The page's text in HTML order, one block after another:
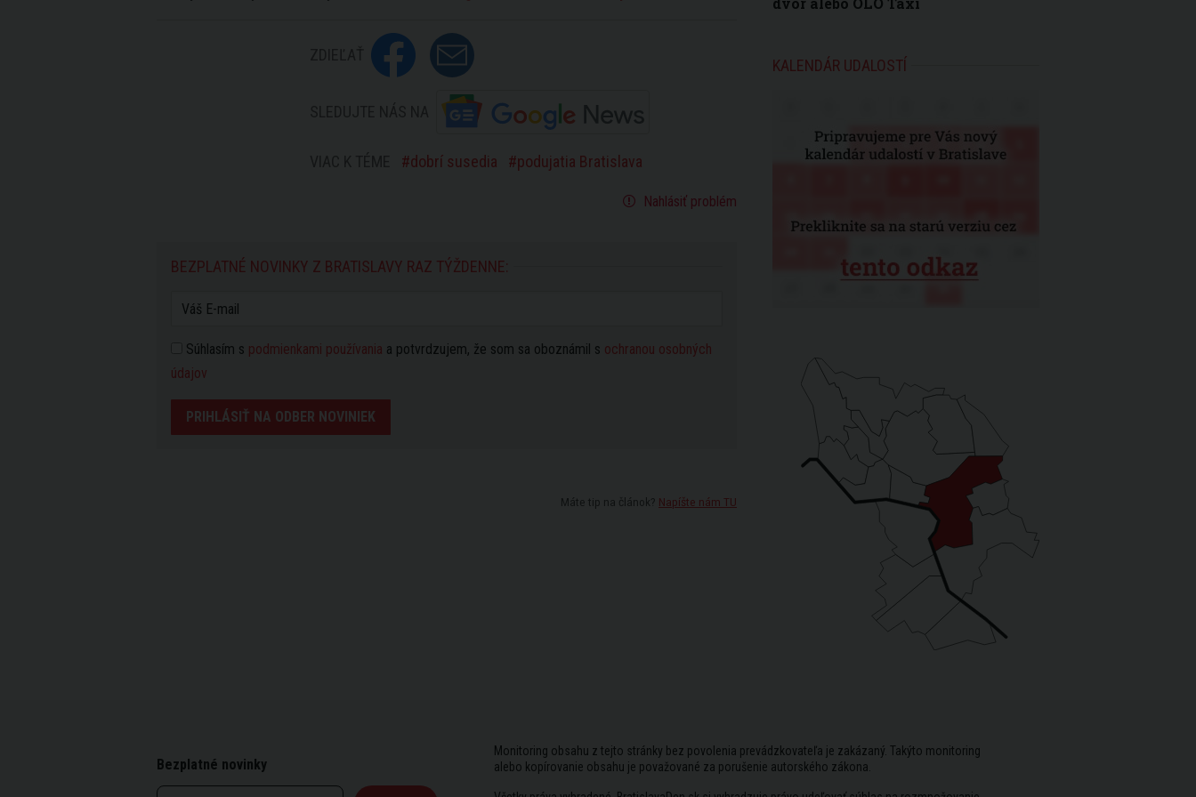
dobrí susedia podujatia Bratislava
Nahlásiť problém
BEZPLATNÉ NOVINKY Z BRATISLAVY RAZ TÝŽDENNE:
Súhlasím s podmienkami používania a potvrdzujem, že som sa oboznámil s ochranou osobných
údajov
PRIHLÁSIŤ NA ODBER NOVINIEK
Máte tip na článok? Napíšte nám TU
KALENDÁR UDALOSTÍ
Bezplatné novinky
Monitoring obsahu z tejto stránky bez povolenia prevádzkovateľa je zakázaný. Takýto monitoring
alebo kopírovanie obsahu je považované za porušenie autorského zákona.